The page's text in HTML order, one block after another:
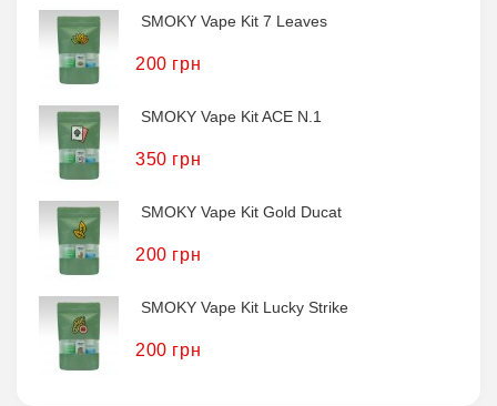
SMOKY Vape Kit 7 Leaves
200 грн
SMOKY Vape Kit ACE N.1
350 грн
SMOKY Vape Kit Gold Ducat
200 грн
SMOKY Vape Kit Lucky Strike
200 грн